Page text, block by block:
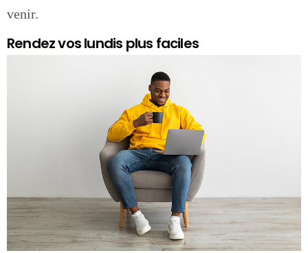
venir.
Rendez vos lundis plus faciles